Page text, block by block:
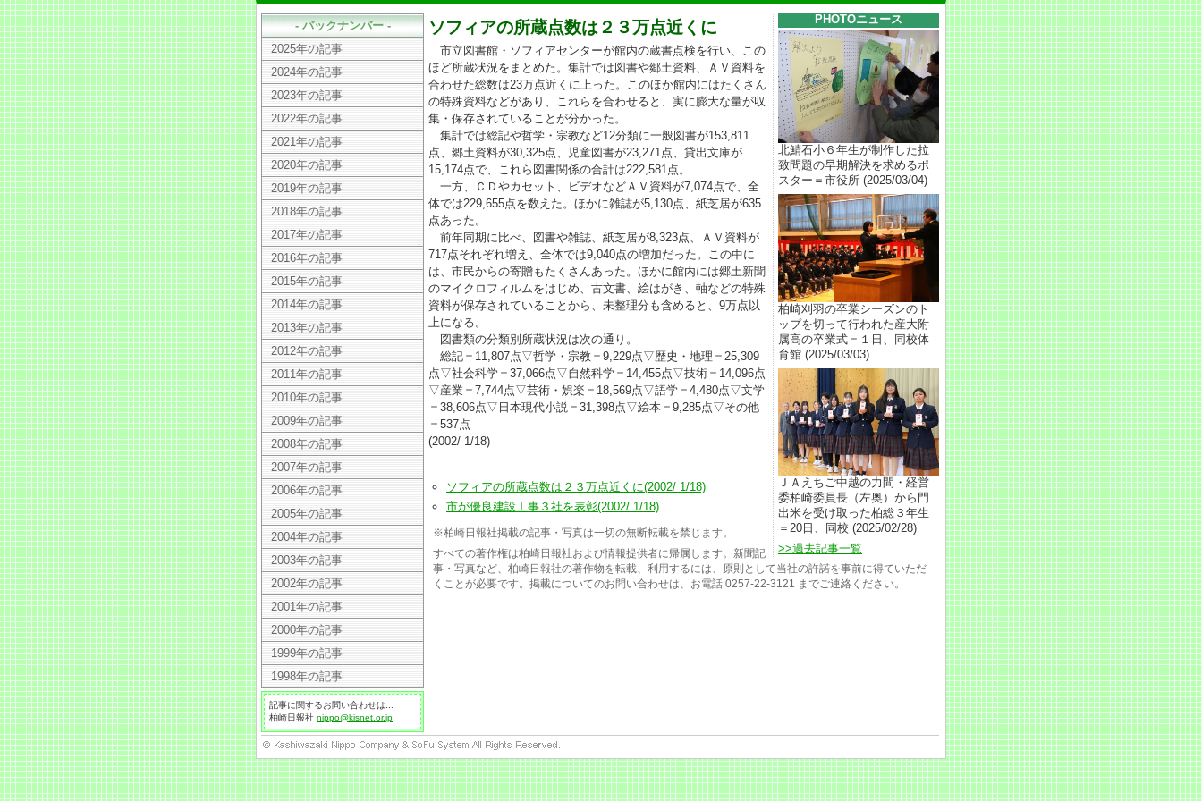
PHOTOニュース
北鯖石小６年生が制作した拉
致問題の早期解決を求めるポ
スター＝市役所 (2025/03/04)
柏崎刈羽の卒業シーズンのト
ップを切って行われた産大附
属高の卒業式＝１日、同校体
育館 (2025/03/03)
ＪＡえちご中越の力間・経営
委柏崎委員長（左奥）から門
出米を受け取った柏総３年生
＝20日、同校 (2025/02/28)
>>過去記事一覧
ソフィアの所蔵点数は２３万点近くに
市立図書館・ソフィアセンターが館内の蔵書点検を行い、この
ほど所蔵状況をまとめた。集計では図書や郷土資料、ＡＶ資料を
合わせた総数は23万点近くに上った。このほか館内にはたくさん
の特殊資料などがあり、これらを合わせると、実に膨大な量が収
集・保存されていることが分かった。
集計では総記や哲学・宗教など12分類に一般図書が153,811
点、郷土資料が30,325点、児童図書が23,271点、貸出文庫が
15,174点で、これら図書関係の合計は222,581点。
一方、ＣＤやカセット、ビデオなどＡＶ資料が7,074点で、全
体では229,655点を数えた。ほかに雑誌が5,130点、紙芝居が635
点あった。
前年同期に比べ、図書や雑誌、紙芝居が8,323点、ＡＶ資料が
717点それぞれ増え、全体では9,040点の増加だった。この中に
は、市民からの寄贈もたくさんあった。ほかに館内には郷土新聞
のマイクロフィルムをはじめ、古文書、絵はがき、軸などの特殊
資料が保存されていることから、未整理分も含めると、9万点以
上になる。
図書類の分類別所蔵状況は次の通り。
総記＝11,807点▽哲学・宗教＝9,229点▽歴史・地理＝25,309
点▽社会科学＝37,066点▽自然科学＝14,455点▽技術＝14,096点
▽産業＝7,744点▽芸術・娯楽＝18,569点▽語学＝4,480点▽文学
＝38,606点▽日本現代小説＝31,398点▽絵本＝9,285点▽その他
＝537点
(2002/ 1/18)
ソフィアの所蔵点数は２３万点近くに(2002/ 1/18)
市が優良建設工事３社を表彰(2002/ 1/18)
※柏崎日報社掲載の記事・写真は一切の無断転載を禁じます。
すべての著作権は柏崎日報社および情報提供者に帰属します。新聞記
事・写真など、柏崎日報社の著作物を転載、利用するには、原則として当社の許諾を事前に得ていただ
くことが必要です。掲載についてのお問い合わせは、お電話 0257-22-3121 までご連絡ください。
- バックナンバー -
2025年の記事
2024年の記事
2023年の記事
2022年の記事
2021年の記事
2020年の記事
2019年の記事
2018年の記事
2017年の記事
2016年の記事
2015年の記事
2014年の記事
2013年の記事
2012年の記事
2011年の記事
2010年の記事
2009年の記事
2008年の記事
2007年の記事
2006年の記事
2005年の記事
2004年の記事
2003年の記事
2002年の記事
2001年の記事
2000年の記事
1999年の記事
1998年の記事
記事に関するお問い合わせは...
柏崎日報社 nippo@kisnet.or.jp